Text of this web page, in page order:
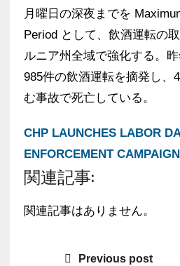
月曜日の深夜までを
Period として、飲酒運転の
ルニア州全域で強化する。昨
985件の飲酒運転を摘発し、
む事故で死亡している。
CHP LAUNCHES LABOR
ENFORCEMENT CAMPAIGN
関連記事:
関連記事はありません。
Previous post